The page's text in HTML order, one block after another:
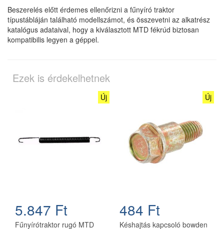
Beszerelés előtt érdemes ellenőrizni a fűnyíró traktor
típustábláján található modellszámot, és összevetni az alkatrész
katalógus adataival, hogy a kiválasztott MTD fékrúd biztosan
kompatibilis legyen a géppel.
Ezek is érdekelhetnek
Új
5.847 Ft
Fűnyírótraktor rugó MTD
Új
484 Ft
Késhajtás kapcsoló bowden